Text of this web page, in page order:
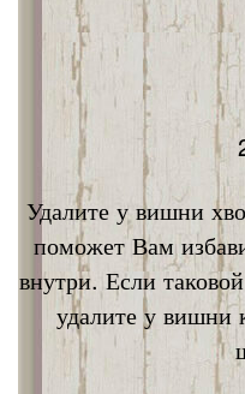
Удалите у вишни
поможет Вам
внутри. Если
удалите у вишни